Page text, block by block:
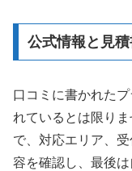
公式情報と見
口コミに書かれた
れているとは限り
で、対応エリア、
容を確認し、最後